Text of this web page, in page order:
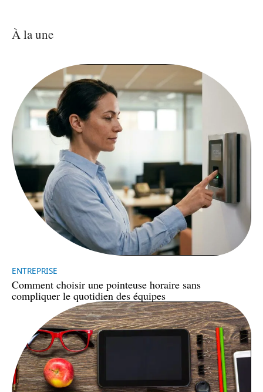
À la une
ENTREPRISE
Comment choisir une pointeuse horaire sans
compliquer le quotidien des équipes